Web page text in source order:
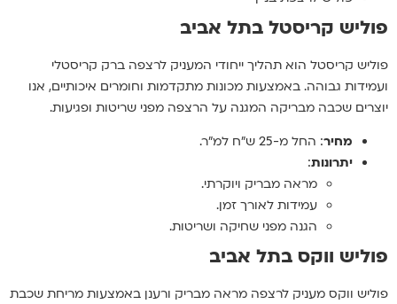
פוליש קריסטל בתל אביב
פוליש קריסטל הוא תהליך ייחודי המעניק לרצפה ברק קריסטלי
ועמידות גבוהה. באמצעות מכונות מתקדמות וחומרים איכותיים, אנו
יוצרים שכבה מבריקה המגנה על הרצפה מפני שריטות ופגיעות.
מחיר: החל מ-25 ש"ח למ"ר.
יתרונות:
מראה מבריק ויוקרתי.
עמידות לאורך זמן.
הגנה מפני שחיקה ושריטות.
פוליש ווקס בתל אביב
פוליש ווקס מעניק לרצפה מראה מבריק ורענן באמצעות מריחת שכבת